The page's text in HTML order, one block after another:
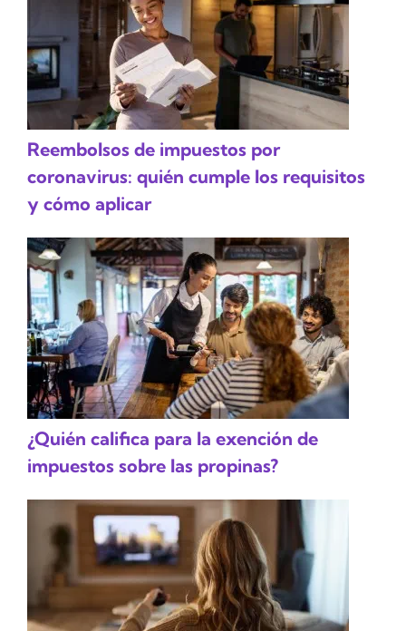
Reembolsos de impuestos por
coronavirus: quién cumple los requisitos
y cómo aplicar
¿Quién califica para la exención de
impuestos sobre las propinas?